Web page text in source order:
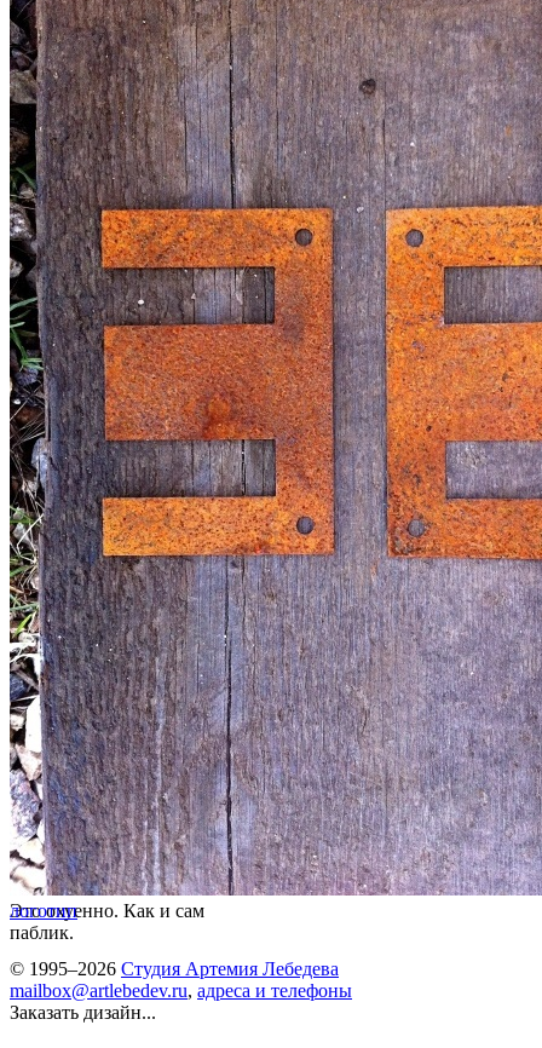
Это охуенно. Как и сам
паблик.
логотип
© 1995–2026 Студия Артемия Лебедева
mailbox@artlebedev.ru, адреса и телефоны
Заказать дизайн...